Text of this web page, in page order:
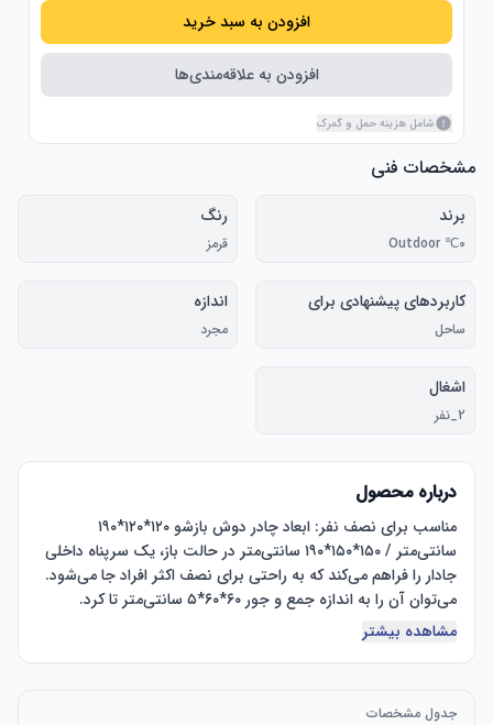
افزودن به سبد خرید
افزودن به علاقه‌مندی‌ها
شامل هزینه حمل و گمرک
مشخصات فنی
برند
0℃ Outdoor
رنگ
قرمز
کاربردهای پیشنهادی برای
محصول
ساحل
اندازه
مجرد
اشغال
2_نفر
درباره محصول
مشاهده بیشتر
جدول مشخصات